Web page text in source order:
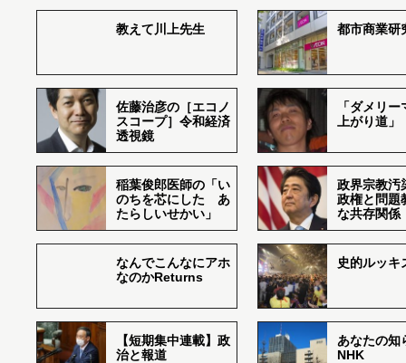
教えて川上先生 都市商業研
佐藤治彦の［エコノ
スコープ］令和経済
透視鏡
「ダメリ
上がり道」
稲葉俊郎医師の「い
のちを芯にした あ
たらしいせかい」
政界宗教汚
政権と問題
な共存関係
なんでこんなにアホ
なのかReturns
史的ルッキ
【短期集中連載】政
治と報道
あなたの知
NHK